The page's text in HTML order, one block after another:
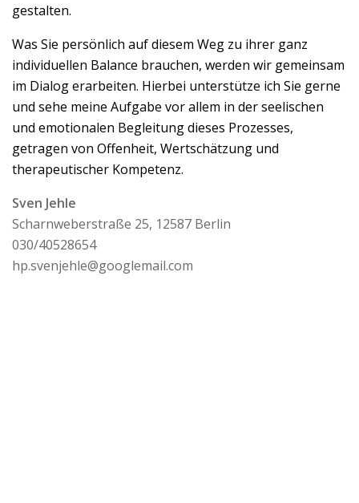
gestalten.
Was Sie persönlich auf diesem Weg zu ihrer ganz
individuellen Balance brauchen, werden wir gemeinsam
im Dialog erarbeiten. Hierbei unterstütze ich Sie gerne
und sehe meine Aufgabe vor allem in der seelischen
und emotionalen Begleitung dieses Prozesses,
getragen von Offenheit, Wertschätzung und
therapeutischer Kompetenz.
Sven Jehle
Scharnweberstraße 25, 12587 Berlin
030/40528654
hp.svenjehle@googlemail.com